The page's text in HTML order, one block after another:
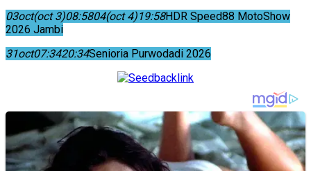
03oct(oct 3)08:5804(oct 4)19:58HDR Speed88 MotoShow
2026 Jambi
31oct07:3420:34Senioria Purwodadi 2026